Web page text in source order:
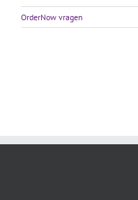
OrderNow vragen